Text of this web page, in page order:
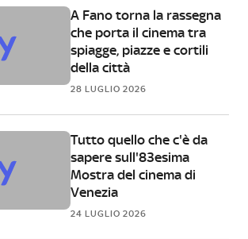
A Fano torna la rassegna
che porta il cinema tra
spiagge, piazze e cortili
della città
28 LUGLIO 2026
Tutto quello che c'è da
sapere sull'83esima
Mostra del cinema di
Venezia
24 LUGLIO 2026